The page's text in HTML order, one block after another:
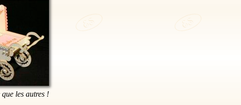
les autres !